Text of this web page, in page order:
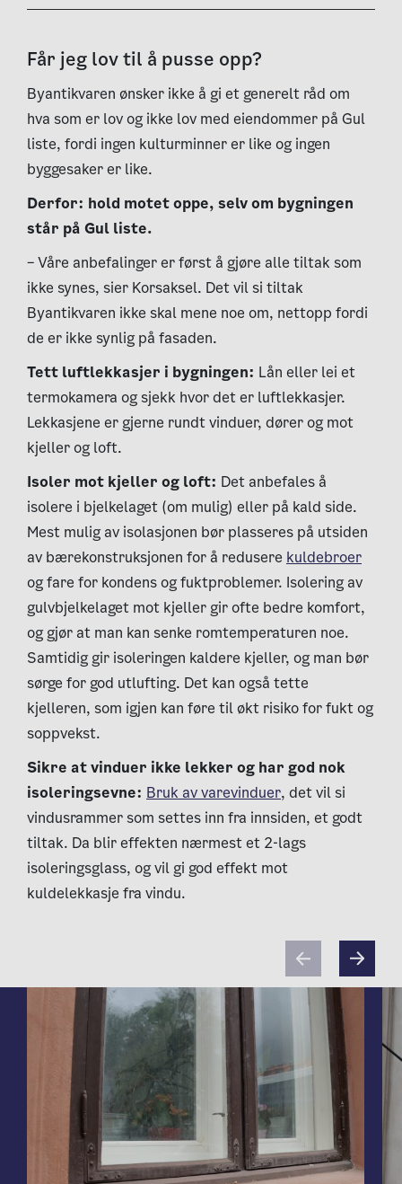
Får jeg lov til å pusse opp?
Byantikvaren ønsker ikke å gi et generelt råd om
hva som er lov og ikke lov med eiendommer på Gul
liste, fordi ingen kulturminner er like og ingen
byggesaker er like.
Derfor: hold motet oppe, selv om bygningen
står på Gul liste.
– Våre anbefalinger er først å gjøre alle tiltak som
ikke synes, sier Korsaksel. Det vil si tiltak
Byantikvaren ikke skal mene noe om, nettopp fordi
de er ikke synlig på fasaden.
Tett luftlekkasjer i bygningen: Lån eller lei et
termokamera og sjekk hvor det er luftlekkasjer.
Lekkasjene er gjerne rundt vinduer, dører og mot
kjeller og loft.
Isoler mot kjeller og loft: Det anbefales å
isolere i bjelkelaget (om mulig) eller på kald side.
Mest mulig av isolasjonen bør plasseres på utsiden
av bærekonstruksjonen for å redusere kuldebroer
og fare for kondens og fuktproblemer. Isolering av
gulvbjelkelaget mot kjeller gir ofte bedre komfort,
og gjør at man kan senke romtemperaturen noe.
Samtidig gir isoleringen kaldere kjeller, og man bør
sørge for god utlufting. Det kan også tette
kjelleren, som igjen kan føre til økt risiko for fukt og
soppvekst.
Sikre at vinduer ikke lekker og har god nok
isoleringsevne: Bruk av varevinduer, det vil si
vindusrammer som settes inn fra innsiden, et godt
tiltak. Da blir effekten nærmest et 2-lags
isoleringsglass, og vil gi god effekt mot
kuldelekkasje fra vindu.